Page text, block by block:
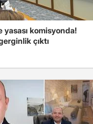
yasası komisyonda!
çıktı